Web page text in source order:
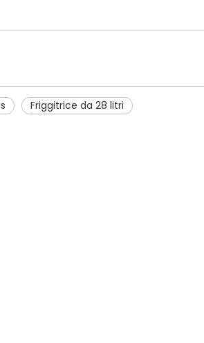
Friggitrice da 28 litri